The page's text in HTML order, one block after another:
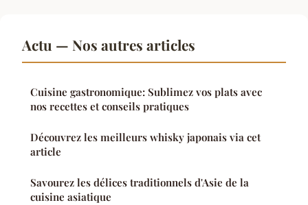
Actu — Nos autres articles
Cuisine gastronomique: Sublimez vos plats avec
nos recettes et conseils pratiques
Découvrez les meilleurs whisky japonais via cet
article
Savourez les délices traditionnels d'Asie de la
cuisine asiatique